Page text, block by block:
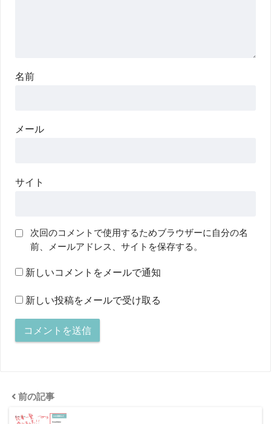
名前
メール
サイト
次回のコメントで使用するためブラウザーに自分の名
前、メールアドレス、サイトを保存する。
新しいコメントをメールで通知
新しい投稿をメールで受け取る
前の記事